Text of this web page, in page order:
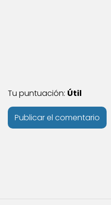
Tu puntuación: Útil